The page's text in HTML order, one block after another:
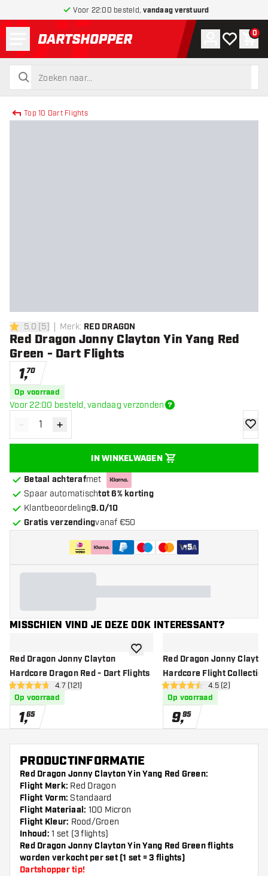
Voor 22:00 besteld,vandaag verstuurd
terug naar home pagina
zoeken
zoeken
Account
Mijn 0
Top 10 Dart Flights
5 score sterren
5.0 [5] Merk: RED DRAGON
Red Dragon Jonny Clayton Yin Yang Red
Green - Dart Flights
1,70
Op voorraad
Voor 22:00 besteld, vandaag verzonden
Verminder hoeveelheid
- Verhoog hoeveelheid
+
IN WINKELWAGEN
Betaal achterafmet
Spaar automatischtot 6% korting
Klantbeoordeling9.0/10
Gratis verzendingvanaf €50
+5
MISSCHIEN VIND JE DEZE OOK INTERESSANT?
Red Dragon Jonny Clayton
Hardcore Dragon Red - Dart Flights
open reviews drawer
4.7 score sterren4.7 (121)
Op voorraad
1,65
toevoegen aan verlanglijst
Red Dragon Jonny Clayton
Hardcore Flight
Flights open reviews
4.5 score sterren4.5 (2)
Op voorraad
9,95
PRODUCTINFORMATIE
Red Dragon Jonny Clayton Yin Yang Red Green:
Flight Merk: Red Dragon
Flight Vorm: Standaard
Flight Materiaal: 100 Micron
Flight Kleur: Rood/Groen
Inhoud: 1 set (3 flights)
Red Dragon Jonny Clayton Yin Yang Red Green flights
worden verkocht per set (1 set = 3 flights)
Dartshopper tip!